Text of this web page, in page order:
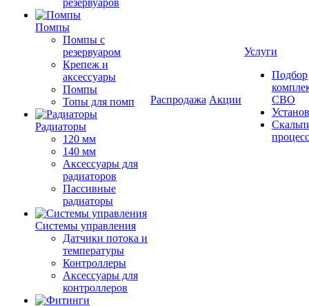
резервуаров
Помпы
Помпы с
резервуаром
Крепеж и
аксессуары
Помпы
Топы для помп
Радиаторы
120 мм
140 мм
Аксессуары для
радиаторов
Пассивные
радиаторы
Системы управления
Датчики потока и
температуры
Контроллеры
Аксессуары для
контроллеров
Распродажа Акции
Услуги
Подбор
СВО